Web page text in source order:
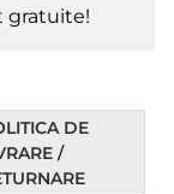
gratuite!
DE
/